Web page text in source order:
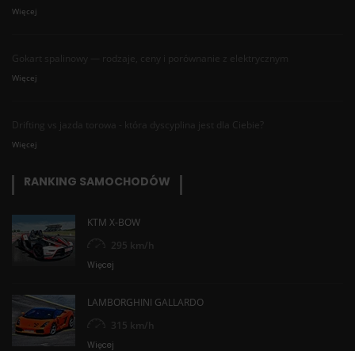
Więcej
Gokart spalinowy — rodzaje, ceny i porównanie z elektrycznym
Więcej
Drifting vs jazda torowa - która dyscyplina jest dla Ciebie?
Więcej
RANKING SAMOCHODÓW
KTM X-BOW
295 km/h
Więcej
LAMBORGHINI GALLARDO
315 km/h
Więcej